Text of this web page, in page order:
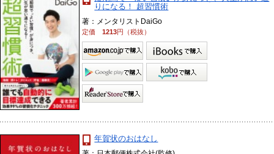
りになる！ 超習慣術
著：メンタリストDaiGo
定価1213円（税抜）
年賀状のおはなし